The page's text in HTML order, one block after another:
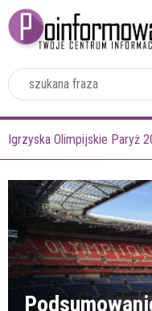
Igrzyska Olimpijskie Paryż